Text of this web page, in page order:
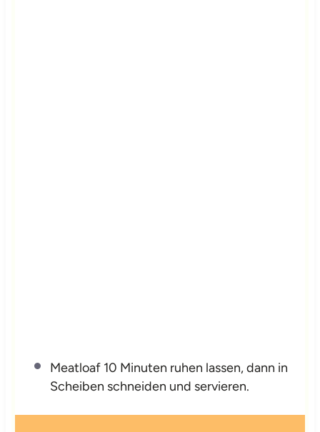
Meatloaf 10 Minuten ruhen lassen, dann in
Scheiben schneiden und servieren.